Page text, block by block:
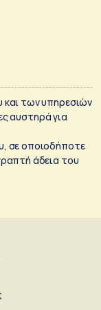
και των υπηρεσιών
αυστηρά για
σε οποιοδήποτε
άδεια του